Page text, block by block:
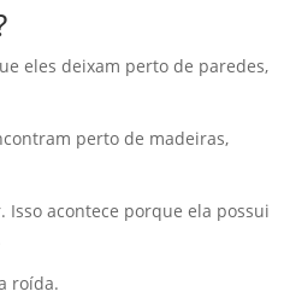
eles deixam perto de paredes,
perto de madeiras,
acontece porque ela possui
roída.